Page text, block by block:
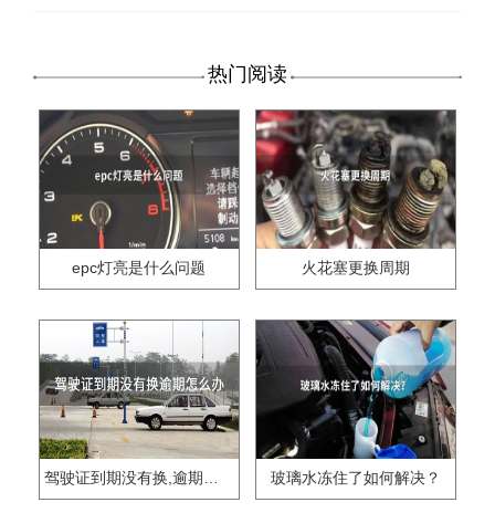
热门阅读
epc灯亮是什么问题 火花塞更换周期
驾驶证到期没有换,逾期怎么办?? 玻璃水冻住了如何解决？